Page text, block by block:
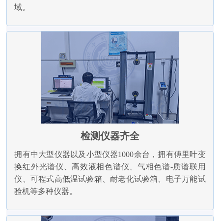
域。
检测仪器齐全
拥有中大型仪器以及小型仪器1000余台，拥有傅里叶变
换红外光谱仪、高效液相色谱仪、气相色谱-质谱联用
仪、可程式高低温试验箱、耐老化试验箱、电子万能试
验机等多种仪器。